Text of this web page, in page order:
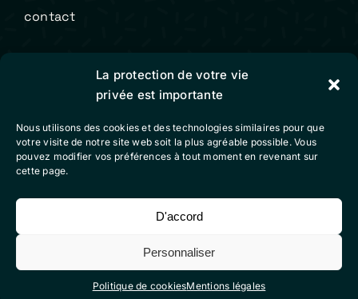
La protection de votre vie
privée est importante
Nous utilisons des cookies et des technologies similaires pour que
votre visite de notre site web soit la plus agréable possible. Vous
pouvez modifier vos préférences à tout moment en revenant sur
cette page.
D'accord
Personnaliser
Politique de cookiesMentions légales
contact
Colibri Vidéo
conditions générales de vente
politique de cookies (eu)
Suivez-nous sur nos réseaux sociaux